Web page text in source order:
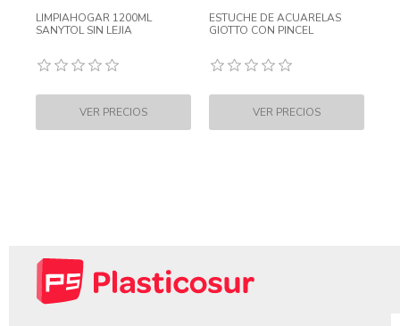
LIMPIAHOGAR 1200ML
SANYTOL SIN LEJIA
ESTUCHE DE ACUARELAS
GIOTTO CON PINCEL